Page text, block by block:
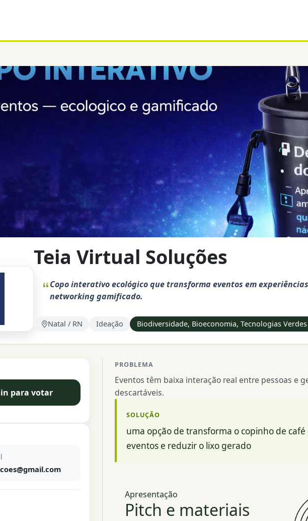
Teia Virtual Soluções
Copo interativo ecológico que transforma eventos em
networking gamificado.
Natal / RN Ideação Biodiversidade, Bioeconomia, Tecnologias
para votar
PROBLEMA
Eventos têm baixa interação real entre pessoas e
descartáveis.
SOLUÇÃO
uma opção de transforma o copinho de
eventos e reduzir o lixo gerado
Apresentação
Pitch e materiais